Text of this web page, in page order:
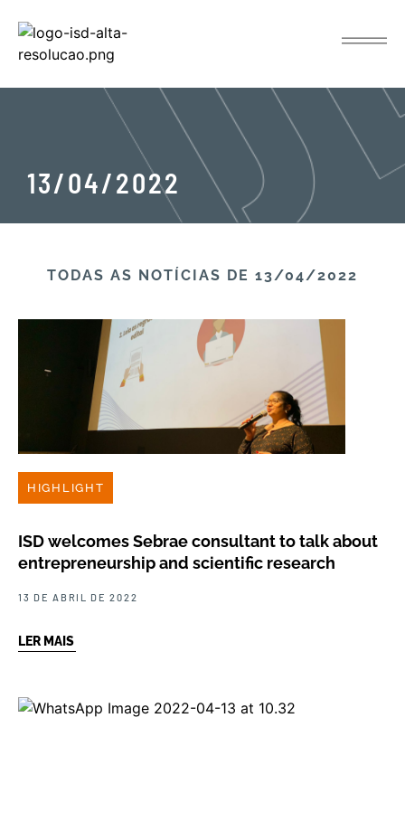
13/04/2022
TODAS AS NOTÍCIAS​ DE 13/04/2022
HIGHLIGHT
ISD welcomes Sebrae consultant to talk about
entrepreneurship and scientific research
13 DE ABRIL DE 2022
LER MAIS